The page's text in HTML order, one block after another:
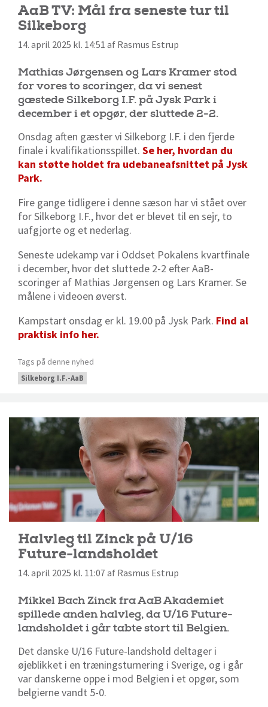
AaB TV: Mål fra seneste tur til
Silkeborg
14. april 2025 kl. 14:51 af Rasmus Estrup
Mathias Jørgensen og Lars Kramer stod
for vores to scoringer, da vi senest
gæstede Silkeborg I.F. på Jysk Park i
december i et opgør, der sluttede 2-2.
Onsdag aften gæster vi Silkeborg I.F. i den fjerde
finale i kvalifikationsspillet. Se her, hvordan du
kan støtte holdet fra udebaneafsnittet på Jysk
Park.
Fire gange tidligere i denne sæson har vi stået over
for Silkeborg I.F., hvor det er blevet til en sejr, to
uafgjorte og et nederlag.
Seneste udekamp var i Oddset Pokalens kvartfinale
i december, hvor det sluttede 2-2 efter AaB-
scoringer af Mathias Jørgensen og Lars Kramer. Se
målene i videoen øverst.
Kampstart onsdag er kl. 19.00 på Jysk Park. Find al
praktisk info her.
Tags på denne nyhed
Silkeborg I.F.-AaB
Halvleg til Zinck på U/16
Future-landsholdet
14. april 2025 kl. 11:07 af Rasmus Estrup
Mikkel Bach Zinck fra AaB Akademiet
spillede anden halvleg, da U/16 Future-
landsholdet i går tabte stort til Belgien.
Det danske U/16 Future-landshold deltager i
øjeblikket i en træningsturnering i Sverige, og i går
var danskerne oppe i mod Belgien i et opgør, som
belgierne vandt 5-0.